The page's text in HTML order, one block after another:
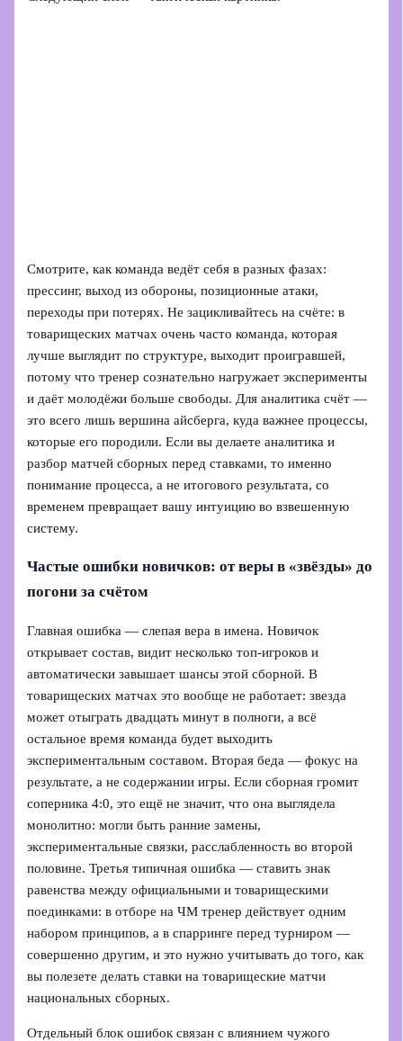
Смотрите, как команда ведёт себя в разных фазах:
прессинг, выход из обороны, позиционные атаки,
переходы при потерях. Не зацикливайтесь на счёте: в
товарищеских матчах очень часто команда, которая
лучше выглядит по структуре, выходит проигравшей,
потому что тренер сознательно нагружает эксперименты
и даёт молодёжи больше свободы. Для аналитика счёт —
это всего лишь вершина айсберга, куда важнее процессы,
которые его породили. Если вы делаете аналитика и
разбор матчей сборных перед ставками, то именно
понимание процесса, а не итогового результата, со
временем превращает вашу интуицию во взвешенную
систему.
Частые ошибки новичков: от веры в «звёзды» до
погони за счётом
Главная ошибка — слепая вера в имена. Новичок
открывает состав, видит несколько топ‑игроков и
автоматически завышает шансы этой сборной. В
товарищеских матчах это вообще не работает: звезда
может отыграть двадцать минут в полноги, а всё
остальное время команда будет выходить
экспериментальным составом. Вторая беда — фокус на
результате, а не содержании игры. Если сборная громит
соперника 4:0, это ещё не значит, что она выглядела
монолитно: могли быть ранние замены,
экспериментальные связки, расслабленность во второй
половине. Третья типичная ошибка — ставить знак
равенства между официальными и товарищескими
поединками: в отборе на ЧМ тренер действует одним
набором принципов, а в спарринге перед турниром —
совершенно другим, и это нужно учитывать до того, как
вы полезете делать ставки на товарищеские матчи
национальных сборных.
Отдельный блок ошибок связан с влиянием чужого